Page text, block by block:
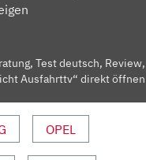
Test deutsch, Review,
Ausfahrttv“ direkt öffnen
OPEL